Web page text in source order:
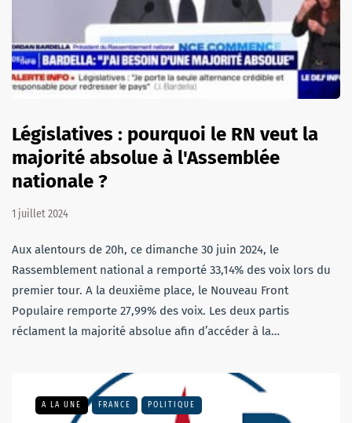
Législatives : pourquoi le RN veut la
majorité absolue à l'Assemblée
nationale ?
1 juillet 2024
Aux alentours de 20h, ce dimanche 30 juin 2024, le
Rassemblement national a remporté 33,14% des voix lors du
premier tour. A la deuxième place, le Nouveau Front
Populaire remporte 27,99% des voix. Les deux partis
réclament la majorité absolue afin d’accéder à la…
A LA UNE FRANCE POLITIQUE